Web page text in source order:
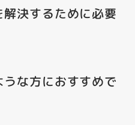
決するために必要
な方におすすめで